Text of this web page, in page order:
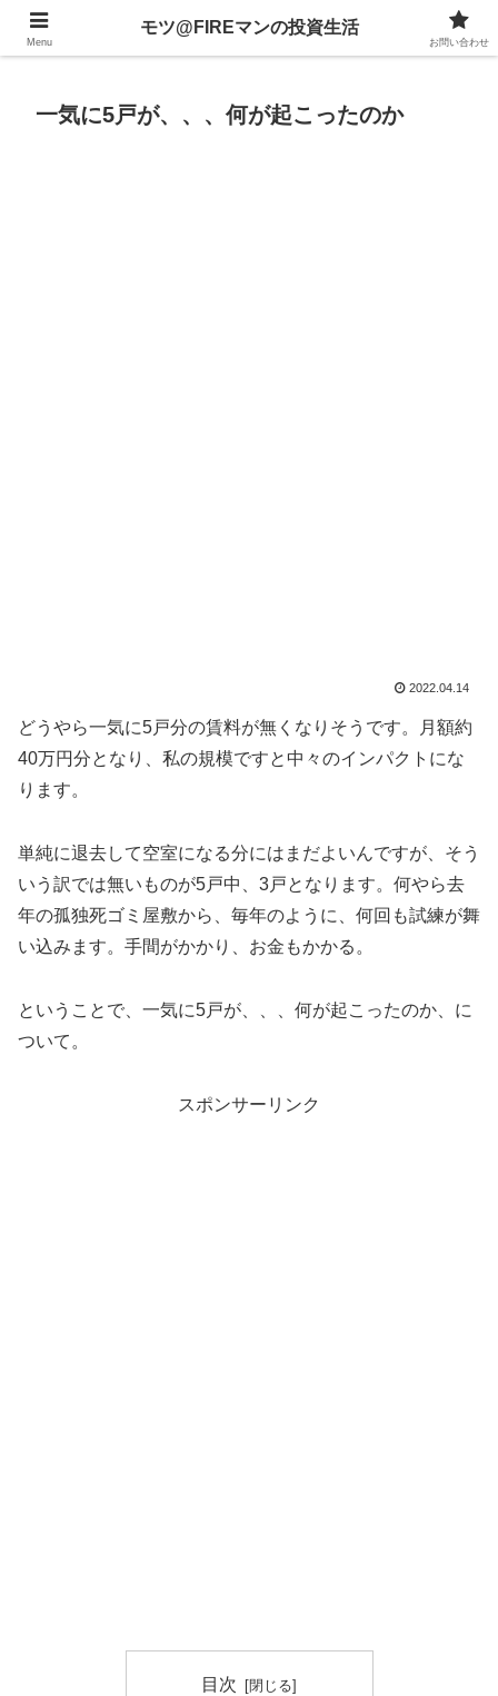
不動産、投資信託、暗号資産、株式、等々への投資について
一気に5戸が、、、何が起こったのか
2022.04.14
どうやら一気に5戸分の賃料が無くなりそうです。月額約
40万円分となり、私の規模ですと中々のインパクトにな
ります。
単純に退去して空室になる分にはまだよいんですが、そう
いう訳では無いものが5戸中、3戸となります。何やら去
年の孤独死ゴミ屋敷から、毎年のように、何回も試練が舞
い込みます。手間がかかり、お金もかかる。
ということで、一気に5戸が、、、何が起こったのか、に
ついて。
スポンサーリンク
目次
Menu
モツ@FIREマンの投資生活
お問い合わせ